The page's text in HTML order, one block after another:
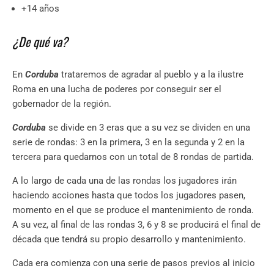
+14 años
¿De qué va?
En Corduba trataremos de agradar al pueblo y a la ilustre
Roma en una lucha de poderes por conseguir ser el
gobernador de la región.
Corduba se divide en 3 eras que a su vez se dividen en una
serie de rondas: 3 en la primera, 3 en la segunda y 2 en la
tercera para quedarnos con un total de 8 rondas de partida.
A lo largo de cada una de las rondas los jugadores irán
haciendo acciones hasta que todos los jugadores pasen,
momento en el que se produce el mantenimiento de ronda.
A su vez, al final de las rondas 3, 6 y 8 se producirá el final de
década que tendrá su propio desarrollo y mantenimiento.
Cada era comienza con una serie de pasos previos al inicio